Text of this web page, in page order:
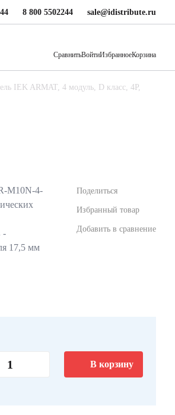
8 800 5502244 sale@idistribute.ru
СравнитьВойтиИзбранноеКорзина
IEK ARMAT, 4 модуль, D класс, 4P,
M10N-4-
-
17,5 мм
Поделиться
Избранный товар
Добавить в сравнение
В корзину